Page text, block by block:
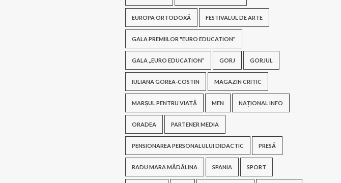
EUROPA ORTODOXĂ FESTIVALUL DE ARTE
GALA PREMIILOR "EURO EDUCATION"
GALA „EURO EDUCATION” GORJ GORJUL
IULIANA GOREA-COSTIN MAGAZIN CRITIC
MARȘUL PENTRU VIAȚĂ MEN NAȚIONAL INFO
ORADEA PARTENER MEDIA
PENSIONAREA PERSONALULUI DIDACTIC PRESĂ
RADU MARA MĂDĂLINA SPANIA SPORT